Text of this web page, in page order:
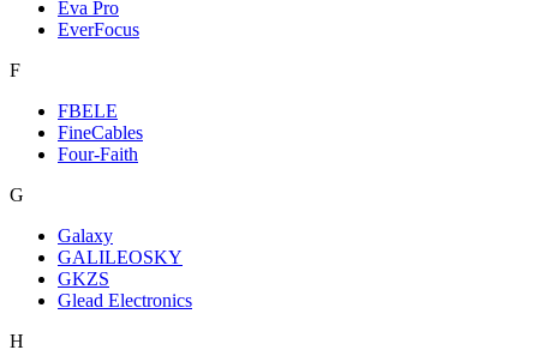
Eva Pro
EverFocus
F
FBELE
FineCables
Four-Faith
G
Galaxy
GALILEOSKY
GKZS
Glead Electronics
H